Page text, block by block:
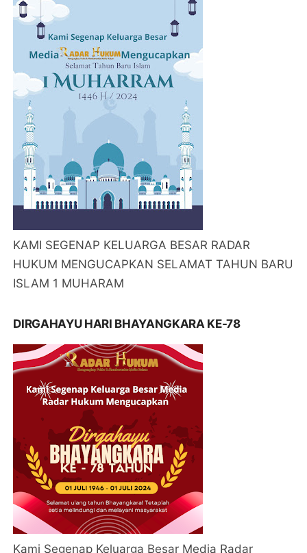
KAMI SEGENAP KELUARGA BESAR RADAR
HUKUM MENGUCAPKAN SELAMAT TAHUN BARU
ISLAM 1 MUHARAM
DIRGAHAYU HARI BHAYANGKARA KE-78
Kami Segenap Keluarga Besar Media Radar